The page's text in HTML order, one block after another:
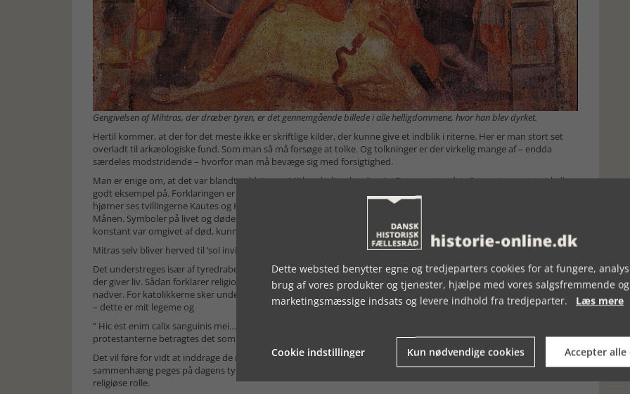
Gengivelsen af Mihtras, der dræber tyren, er det gennemgående billede i alle helligdommene, hvor han blev dyrket.
Hertil kommer, at der for det meste ikke er skriftlige kilder, der kunne give et indblik i riterne. Her er man stort set
overladt til arkæologiske fund. Som man så må forsøge at tolke. Og tolkninger er der virkelig mange af – endda
særdeles modstridende – hvorfor man må bevæge sig med forsigtighed.
Man er enige om, at det var blandt soldaterne, Mithraskulten bredte sig. Det er netop det, Carnuntum er et virkelig
godt eksempel på. Forklaringen er måske den, at der tilsyneladende var et løfte om genopstandelse. I de to nederste
hjørner ses tvillingerne Kautes og Kautopates. Kautes står med faklen løftet. Solen. Kautopates med den slukket.
Månen. Symboler på livet og døden. Herved skulle døden blive en overgang til et nyt liv. For legionærerne, der
konstant var omgivet af død, kunne det måske være det ’livgivende’ tegn.
Mitras selv bliver herved til ’sol invictus Mihtras’ – den uovervindelige sol.
Det understreges især af tyredrabet. Denne rituelle slagtningen kendes fra talrige religioner. Blodet er det hellige, det
der giver liv. Sådan forklarer religionsfænomenologerne det. I kristendommen genfindes motivet med den hellige
nadver. For katolikkerne sker underet, når præsten tager brødet og kalken og siger: ”Hoc est enim corpus meum... ”
– dette er mit legeme og
” Hic est enim calix sanguinis mei…” I det øjeblik forvandles sakramentet til at være Jesu legeme og Jesu blod. Hos
protestanterne betragtes det som værende symbolsk.
Det vil føre for vidt at inddrage de mange religionsfænomenologiske sammenligninger. Blot skal der i denne
sammenhæng peges på dagens tyrefægtninger i Spanien. De går tilbage til urfortællingerne om drabets vigtige,
religiøse rolle.
Dette websted benytter egne og tredjeparters cookies for at fungere,
brug af vores produkter og tjenester, hjælpe med vores salgsfremmende og
marketingsmæssige indsats og levere indhold fra tredjeparter. Læs mere
Cookie indstillinger Kun nødvendige cookies Accepter alle